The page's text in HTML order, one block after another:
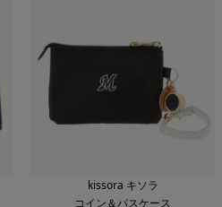
kissora キソラ
コイン＆パスケース